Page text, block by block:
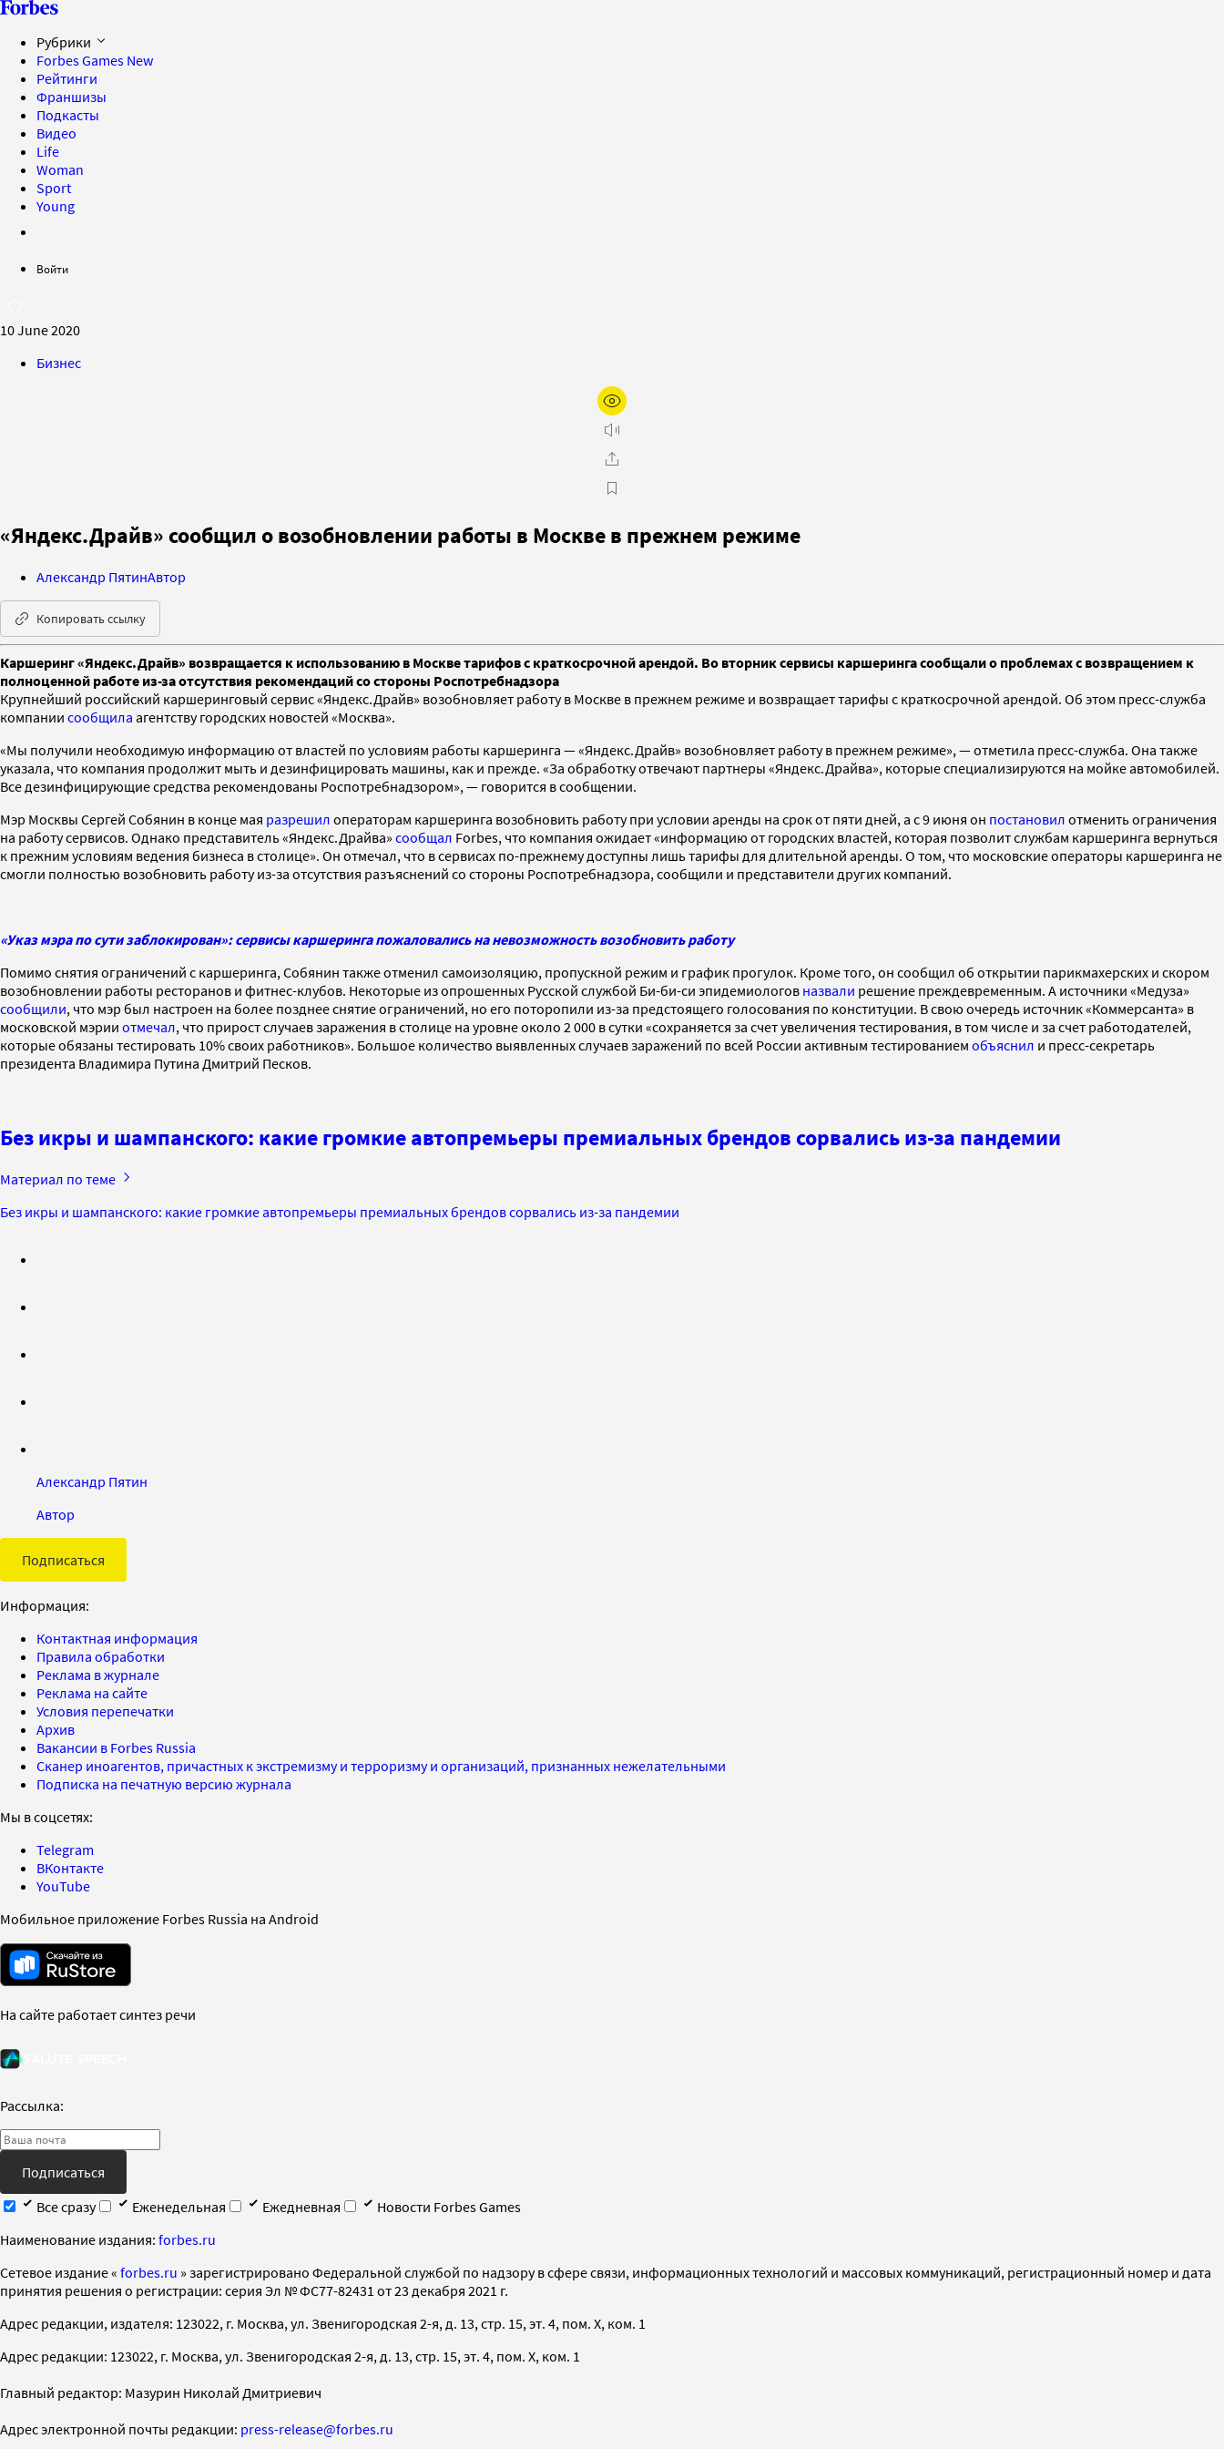
Рубрики
Forbes Games New
Рейтинги
Франшизы
Подкасты
Видео
Life
Woman
Sport
Young
Войти
10 June 2020
Бизнес
«Яндекс.Драйв» сообщил о возобновлении работы в Москве в прежнем режиме
Александр ПятинАвтор
Копировать ссылку
Каршеринг «Яндекс.Драйв» возвращается к использованию в Москве тарифов с краткосрочной арендой. Во вторник сервисы каршеринга сообщали о проблемах с возвращением к
полноценной работе из-за отсутствия рекомендаций со стороны Роспотребнадзора
Крупнейший российский каршеринговый сервис «Яндекс.Драйв» возобновляет работу в Москве в прежнем режиме и возвращает тарифы с краткосрочной арендой. Об этом пресс-служба
компании сообщила агентству городских новостей «Москва».
«Мы получили необходимую информацию от властей по условиям работы каршеринга — «Яндекс.Драйв» возобновляет работу в прежнем режиме», — отметила пресс-служба. Она также
указала, что компания продолжит мыть и дезинфицировать машины, как и прежде. «За обработку отвечают партнеры «Яндекс.Драйва», которые специализируются на мойке автомобилей.
Все дезинфицирующие средства рекомендованы Роспотребнадзором», — говорится в сообщении.
Мэр Москвы Сергей Собянин в конце мая разрешил операторам каршеринга возобновить работу при условии аренды на срок от пяти дней, а с 9 июня он постановил отменить ограничения
на работу сервисов. Однако представитель «Яндекс.Драйва» сообщал Forbes, что компания ожидает «информацию от городских властей, которая позволит службам каршеринга вернуться
к прежним условиям ведения бизнеса в столице». Он отмечал, что в сервисах по-прежнему доступны лишь тарифы для длительной аренды. О том, что московские операторы каршеринга не
смогли полностью возобновить работу из-за отсутствия разъяснений со стороны Роспотребнадзора, сообщили и представители других компаний.
«Указ мэра по сути заблокирован»: сервисы каршеринга пожаловались на невозможность возобновить работу
Помимо снятия ограничений с каршеринга, Собянин также отменил самоизоляцию, пропускной режим и график прогулок. Кроме того, он сообщил об открытии парикмахерских и скором
возобновлении работы ресторанов и фитнес-клубов. Некоторые из опрошенных Русской службой Би-би-си эпидемиологов назвали решение преждевременным. А источники «Медуза»
сообщили, что мэр был настроен на более позднее снятие ограничений, но его поторопили из-за предстоящего голосования по конституции. В свою очередь источник «Коммерсанта» в
московской мэрии отмечал, что прирост случаев заражения в столице на уровне около 2 000 в сутки «сохраняется за счет увеличения тестирования, в том числе и за счет работодателей,
которые обязаны тестировать 10% своих работников». Большое количество выявленных случаев заражений по всей России активным тестированием объяснил и пресс-секретарь
президента Владимира Путина Дмитрий Песков.
Без икры и шампанского: какие громкие автопремьеры премиальных брендов сорвались из-за пандемии
Материал по теме
Без икры и шампанского: какие громкие автопремьеры премиальных брендов сорвались из-за пандемии
Александр Пятин
Автор
Подписаться
Информация:
Контактная информация
Правила обработки
Реклама в журнале
Реклама на сайте
Условия перепечатки
Архив
Вакансии в Forbes Russia
Сканер иноагентов, причастных к экстремизму и терроризму и организаций, признанных нежелательными
Подписка на печатную версию журнала
Мы в соцсетях:
Telegram
ВКонтакте
YouTube
Мобильное приложение Forbes Russia на Android
На сайте работает синтез речи
Рассылка:
Подписаться
Все сразу
Еженедельная Ежедневная
Новости Forbes Games
Наименование издания: forbes.ru
Cетевое издание « forbes.ru » зарегистрировано Федеральной службой по надзору в сфере связи, информационных технологий и массовых коммуникаций, регистрационный номер и дата
принятия решения о регистрации: серия Эл № ФС77-82431 от 23 декабря 2021 г.
Адрес редакции, издателя: 123022, г. Москва, ул. Звенигородская 2-я, д. 13, стр. 15, эт. 4, пом. X, ком. 1
Адрес редакции: 123022, г. Москва, ул. Звенигородская 2-я, д. 13, стр. 15, эт. 4, пом. X, ком. 1
Главный редактор: Мазурин Николай Дмитриевич
Адрес электронной почты редакции: press-release@forbes.ru